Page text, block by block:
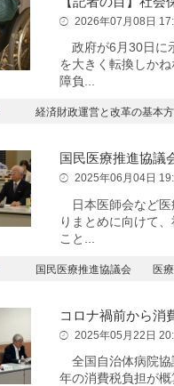
2026年07月08日
政府が6月30日に
を大きく転換しか
障負...
経済財政運営と改革の基本
国民医療推進協議
2025年06月04日
日本医師会など医
りまとめに向けて
こと...
国民医療推進協議会 医療
コロナ禍前から
2025年05月22日
全国自治体病院協
年の消費税負担が